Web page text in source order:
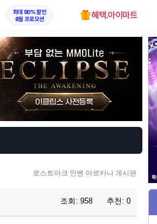
최대 90% 할인
8월 프로모션
혜택.아이마트
로스트아크 인벤 아르카나 게시판
조회: 958 추천: 0